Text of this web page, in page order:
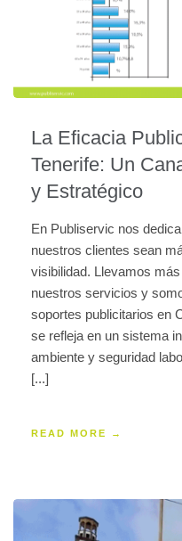
La Eficacia
Tenerife: Un
y Estratégico
En Publiservic nos
nuestros clientes sean
visibilidad. Llevamos
nuestros servicios y
soportes publicitarios en
se refleja en un sistema
ambiente y seguridad
[...]
READ MORE →